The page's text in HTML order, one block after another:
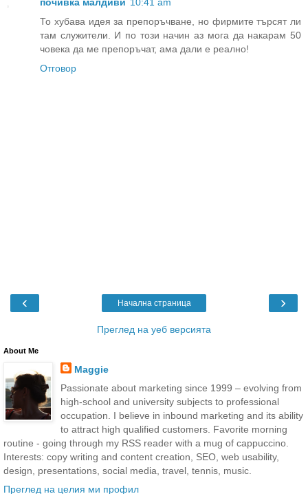
То хубава идея за препоръчване, но фирмите търсят ли
там служители. И по този начин аз мога да накарам 50
човека да ме препоръчат, ама дали е реално!
Отговор
‹ ›
Начална страница
Преглед на уеб версията
About Me
Maggie
Passionate about marketing since 1999 – evolving from
high-school and university subjects to professional
occupation. I believe in inbound marketing and its ability
to attract high qualified customers. Favorite morning
routine - going through my RSS reader with a mug of cappuccino.
Interests: copy writing and content creation, SEO, web usability,
design, presentations, social media, travel, tennis, music.
Преглед на целия ми профил